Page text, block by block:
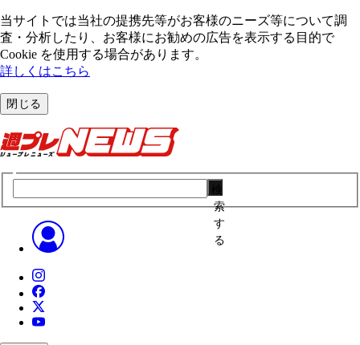
当サイトでは当社の提携先等がお客様のニーズ等について調
査・分析したり、お客様にお勧めの広告を表⽰する⽬的で
Cookie を使⽤する場合があります。
詳しくはこちら
閉じる
索
す
る